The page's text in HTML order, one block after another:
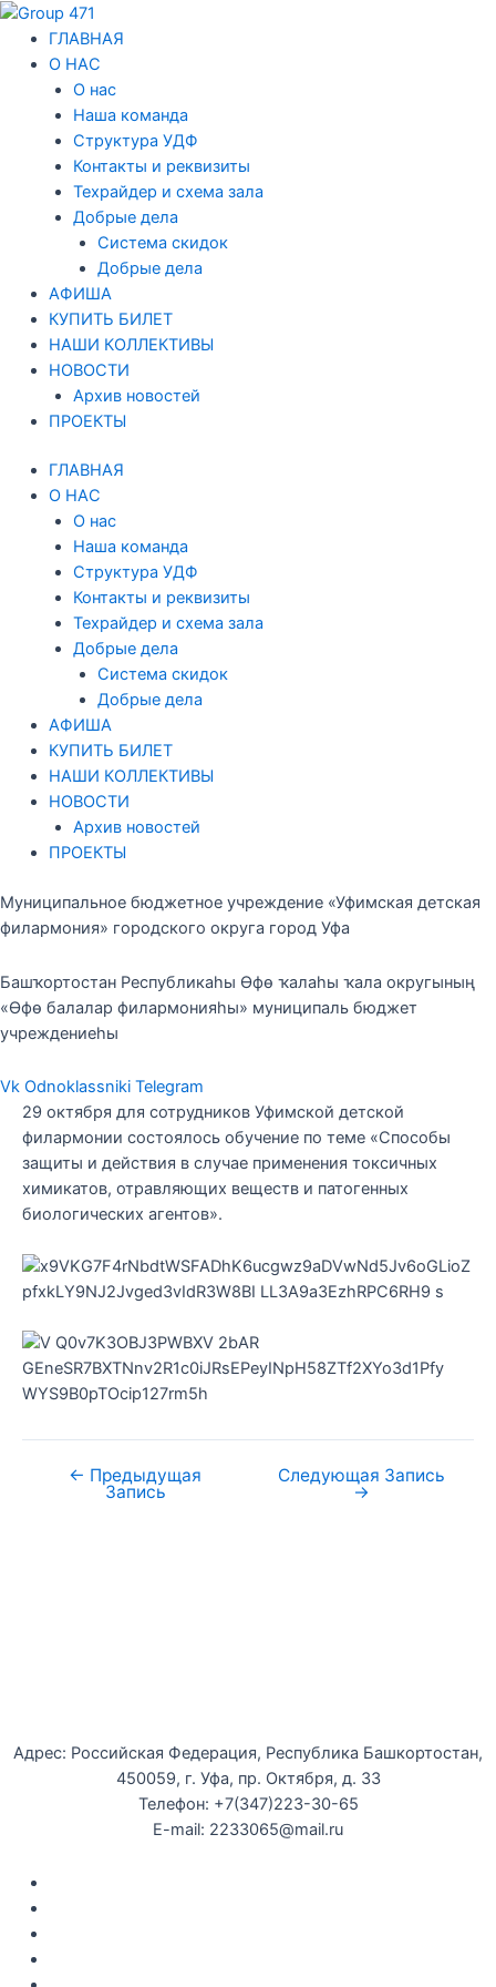
Перейти
содержимому
ГЛАВНАЯ
О НАС
О нас
Наша команда
Структура УДФ
Контакты и реквизиты
Техрайдер и схема зала
Добрые дела
Система скидок
Добрые дела
АФИША
КУПИТЬ БИЛЕТ
НАШИ КОЛЛЕКТИВЫ
НОВОСТИ
Архив новостей
ПРОЕКТЫ
ГЛАВНАЯ
О НАС
О нас
Наша команда
Структура УДФ
Контакты и реквизиты
Техрайдер и схема зала
Добрые дела
Система скидок
Добрые дела
АФИША
КУПИТЬ БИЛЕТ
НАШИ КОЛЛЕКТИВЫ
НОВОСТИ
Архив новостей
ПРОЕКТЫ
Муниципальное бюджетное учреждение «Уфимская детская
филармония» городского округа город Уфа
Башҡортостан Республикаһы Өфө ҡалаһы ҡала округының
«Өфө балалар филармонияһы» муниципаль бюджет
учреждениеһы
Vk Odnoklassniki Telegram
29 октября для сотрудников Уфимской детской
филармонии состоялось обучение по теме «Способы
защиты и действия в случае применения токсичных
химикатов, отравляющих веществ и патогенных
биологических агентов».
Навигация
по
записям
← Предыдущая
Запись
Следующая Запись
→
Адрес: Российская Федерация, Республика Башкортостан,
450059, г. Уфа, пр. Октября, д. 33
Телефон: +7(347)223-30-65
E-mail: 2233065@mail.ru